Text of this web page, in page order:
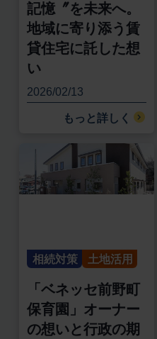
記憶〞を未来へ。
地域に寄り添う賃
貸住宅に託した想
い
2026/02/13
もっと詳しく
相続対策 土地活用
「ベネッセ前野町
保育園」オーナー
の想いと行政の期